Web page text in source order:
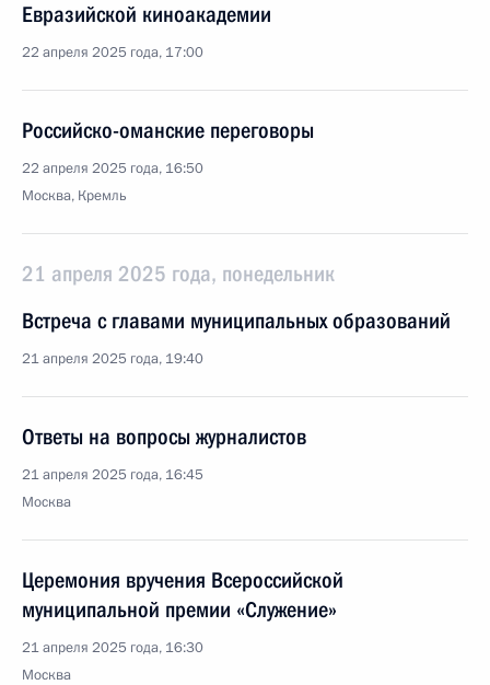
Евразийской киноакадемии
22 апреля 2025 года, 17:00
Российско-оманские переговоры
22 апреля 2025 года, 16:50
Москва, Кремль
21 апреля 2025 года, понедельник
Встреча с главами муниципальных образований
21 апреля 2025 года, 19:40
Ответы на вопросы журналистов
21 апреля 2025 года, 16:45
Москва
Церемония вручения Всероссийской
муниципальной премии «Служение»
21 апреля 2025 года, 16:30
Москва